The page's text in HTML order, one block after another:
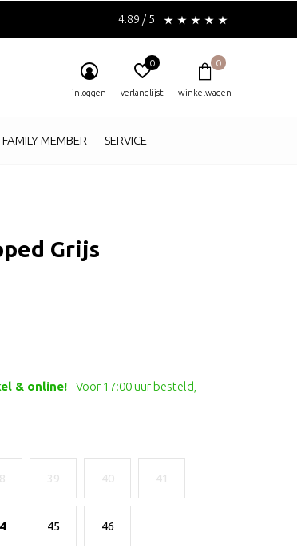
FAMILY MEMBER SERVICE
inloggen verlanglijst
0
winkelwagen
0
4.89 / 5
Grijs
& online! - Voor 17:00 uur besteld,
39 40 41
45 46